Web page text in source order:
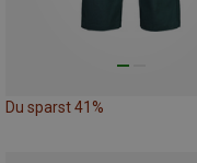
Du sparst 41%